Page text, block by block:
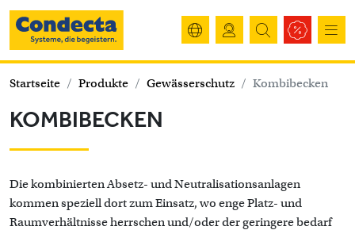
Startseite Produkte Gewässerschutz Kombibecken
KOMBIBECKEN
Die kombinierten Absetz- und Neutralisationsanlagen
kommen speziell dort zum Einsatz, wo enge Platz- und
Raumverhältnisse herrschen und/oder der geringere bedarf